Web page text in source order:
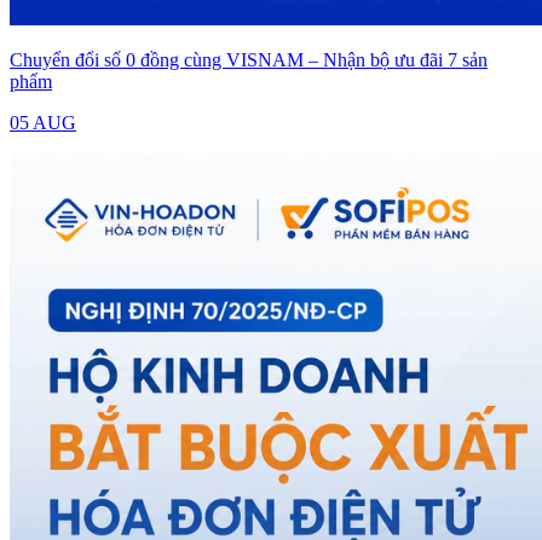
Chuyển đổi số 0 đồng cùng VISNAM – Nhận bộ ưu đãi 7 sản
phẩm
05 AUG